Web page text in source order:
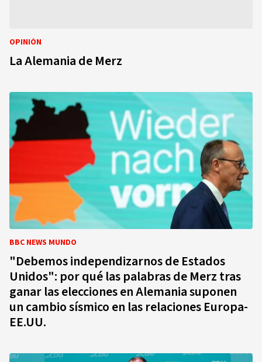
OPINIÓN
La Alemania de Merz
BBC NEWS MUNDO
"Debemos independizarnos de Estados
Unidos": por qué las palabras de Merz tras
ganar las elecciones en Alemania suponen
un cambio sísmico en las relaciones Europa-
EE.UU.